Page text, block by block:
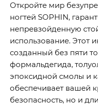
Откройте мир
ногтей SOPHIN,
непревзойденную
использование. Этот
созданный без пяти
формальдегида,
эпоксидной смолы и
обеспечивает вашей
безопасность, но и